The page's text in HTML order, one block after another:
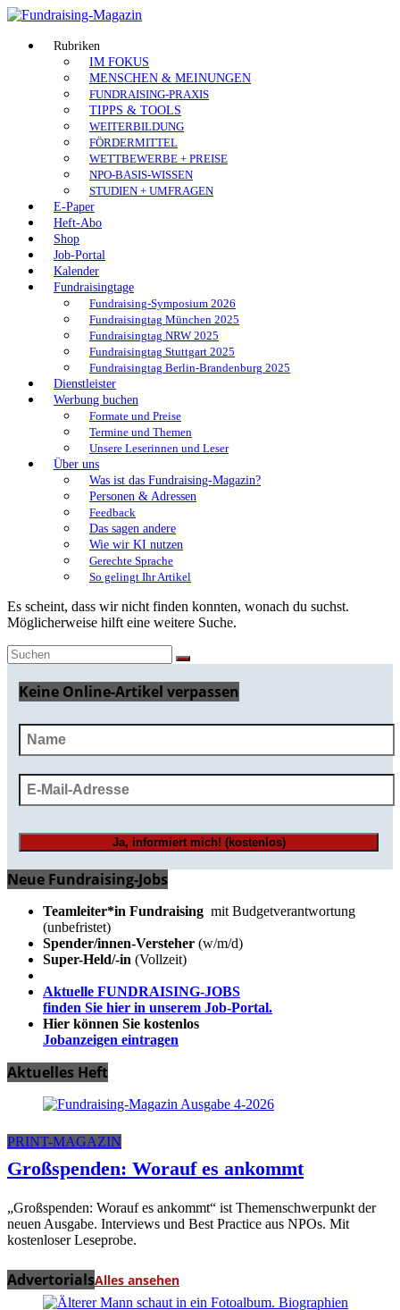
Skip
content
Fundraising-
Magazin
Branchenmagazin
Marketing
Vereine
Stiftungen
Rubriken
IM FOKUS
MENSCHEN & MEINUNGEN
FUNDRAISING-PRAXIS
TIPPS & TOOLS
WEITERBILDUNG
FÖRDERMITTEL
WETTBEWERBE + PREISE
NPO-BASIS-WISSEN
STUDIEN + UMFRAGEN
E-Paper
Heft-Abo
Shop
Job-Portal
Kalender
Fundraisingtage
Fundraising-Symposium 2026
Fundraisingtag München 2025
Fundraisingtag NRW 2025
Fundraisingtag Stuttgart 2025
Fundraisingtag Berlin-Brandenburg 2025
Dienstleister
Werbung buchen
Formate und Preise
Termine und Themen
Unsere Leserinnen und Leser
Über uns
Was ist das Fundraising-Magazin?
Personen & Adressen
Feedback
Das sagen andere
Wie wir KI nutzen
Gerechte Sprache
So gelingt Ihr Artikel
Es scheint, dass wir nicht finden konnten, wonach du suchst.
Möglicherweise hilft eine weitere Suche.
Keine Online-Artikel verpassen
Neue Fundraising-Jobs
Teamleiter*in Fundraising mit Budgetverantwortung
(unbefristet)
Spender/innen-Versteher (w/m/d)
Super-Held/-in (Vollzeit)
Aktuelle FUNDRAISING-JOBS
finden Sie hier in unserem Job-Portal.
Hier können Sie kostenlos
Jobanzeigen eintragen
Aktuelles Heft
PRINT-MAGAZIN
Großspenden: Worauf es ankommt
„Großspenden: Worauf es ankommt“ ist Themenschwerpunkt der
neuen Ausgabe. Interviews und Best Practice aus NPOs. Mit
kostenloser Leseprobe.
AdvertorialsAlles ansehen